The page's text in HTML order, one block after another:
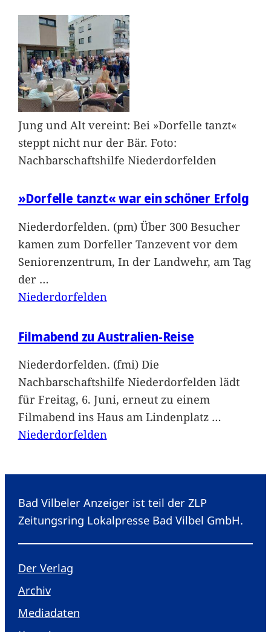
Jung und Alt vereint: Bei »Dorfelle tanzt«
steppt nicht nur der Bär. Foto:
Nachbarschaftshilfe Niederdorfelden
»Dorfelle tanzt« war ein schöner Erfolg
Niederdorfelden. (pm) Über 300 Besucher
kamen zum Dorfeller Tanzevent vor dem
Seniorenzentrum, In der Landwehr, am Tag
der …
Niederdorfelden
Filmabend zu Australien-Reise
Niederdorfelden. (fmi) Die
Nachbarschaftshilfe Niederdorfelden lädt
für Freitag, 6. Juni, erneut zu einem
Filmabend ins Haus am Lindenplatz …
Niederdorfelden
Bad Vilbeler Anzeiger ist teil der ZLP
Zeitungsring Lokalpresse Bad Vilbel GmbH.
Der Verlag
Archiv
Mediadaten